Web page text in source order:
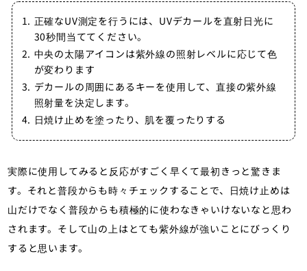
正確なUV測定を行うには、UVデカールを直射日光に
30秒間当ててください。
中央の太陽アイコンは紫外線の照射レベルに応じて色
が変わります
デカールの周囲にあるキーを使用して、直接の紫外線
照射量を決定します。
日焼け止めを塗ったり、肌を覆ったりする
実際に使用してみると反応がすごく早くて最初きっと驚きま
す。それと普段からも時々チェックすることで、日焼け止めは
山だけでなく普段からも積極的に使わなきゃいけないなと思わ
されます。そして山の上はとても紫外線が強いことにびっくり
すると思います。